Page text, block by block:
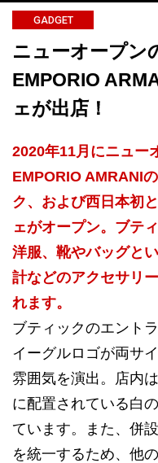
GADGET
ニューオープン
EMPORIO
ェが出店！
2020年11月にニュー
EMPORIO AMRANI
ク、および西日本初
ェがオープン。ブテ
洋服、靴やバッグと
計などのアクセサリ
れます。
ブティックのエント
イーグルロゴが両サ
雰囲気を演出。店内
に配置されている白
ています。また、併
を統一するため、他